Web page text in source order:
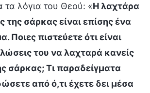
τα λόγια του Θεού: «Η λαχτάρα
της σάρκας είναι επίσης ένα
Ποιες πιστεύετε ότι είναι
του να λαχταρά κανείς
σάρκας; Τι παραδείγματα
από ό,τι έχετε δει μέσα